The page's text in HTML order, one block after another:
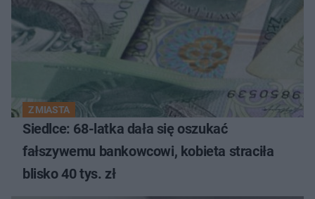
Z MIASTA
Siedlce: 68-latka dała się oszukać
fałszywemu bankowcowi, kobieta straciła
blisko 40 tys. zł